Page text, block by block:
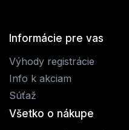
Informácie pre vas
Výhody registrácie
Info k akciam
Súťaž
Všetko o nákupe